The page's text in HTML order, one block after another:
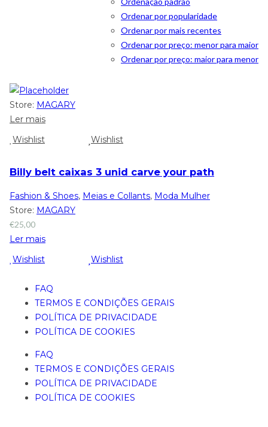
Ordenar por popularidade
Ordenar por mais recentes
Ordenar por preço: menor para maior
Ordenar por preço: maior para menor
Store: MAGARY
Ler mais
Wishlist
Wishlist
Billy belt caixas 3 unid carve your path
Fashion & Shoes, Meias e Collants, Moda Mulher
Store: MAGARY
€25,00
Ler mais
Wishlist
Wishlist
FAQ
TERMOS E CONDIÇÕES GERAIS
POLÍTICA DE PRIVACIDADE
POLÍTICA DE COOKIES
FAQ
TERMOS E CONDIÇÕES GERAIS
POLÍTICA DE PRIVACIDADE
POLÍTICA DE COOKIES